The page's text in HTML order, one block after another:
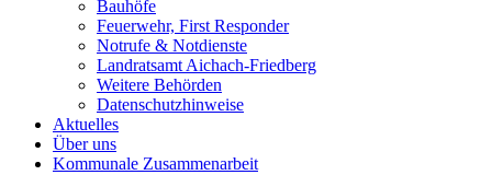
Bauhöfe
Feuerwehr, First Responder
Notrufe & Notdienste
Landratsamt Aichach-Friedberg
Weitere Behörden
Datenschutzhinweise
Aktuelles
Über uns
Kommunale Zusammenarbeit